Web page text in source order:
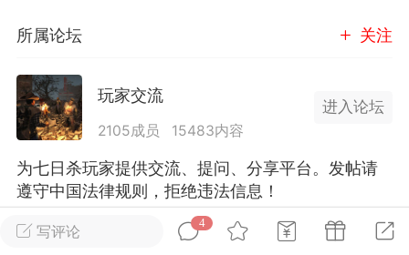
作弊模组在联机服务器使用,为了维护游
模组的发布行为：1. *...
汉
71 2.19w
大人
Lv.8
写评论
4
所属论坛 关注
玩家交流
2105成员 15483内容
进入论坛
为七日杀玩家提供交流、提问、分享平台。发帖请
遵守中国法律规则，拒绝违法信息！
全部 4 正序